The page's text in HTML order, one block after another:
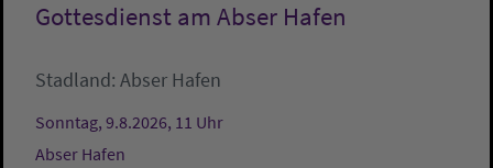
Gottesdienst am Abser Hafen
Stadland: Abser Hafen
Sonntag, 9.8.2026, 11 Uhr
Abser Hafen